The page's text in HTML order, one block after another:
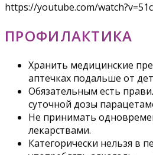
https://youtube.com/
ПРОФИЛАКТИКА
Хранить медицинские
аптечках подальше от
Обязательным есть
суточной дозы
Не принимать
лекарствами.
Категорически нельзя в